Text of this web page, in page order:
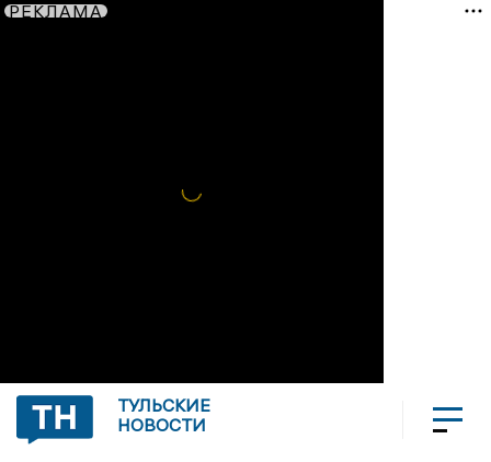
РЕКЛАМА
ТУЛЬСКИЕ
НОВОСТИ